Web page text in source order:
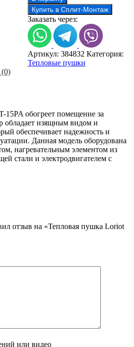
Тепловая
пушка
Loriot
LT-
15PA
Купить в Сплит-Монтаж
Заказать через:
Артикул: 384832 Категория:
Тепловые пушки
15PA обогреет помещение за
обладает изящным видом и
обеспечивает надежность и
Данная модель оборудована
нагревательным элементом из
стали и электродвигателем с
отзыв на «Тепловая пушка Loriot
или видео